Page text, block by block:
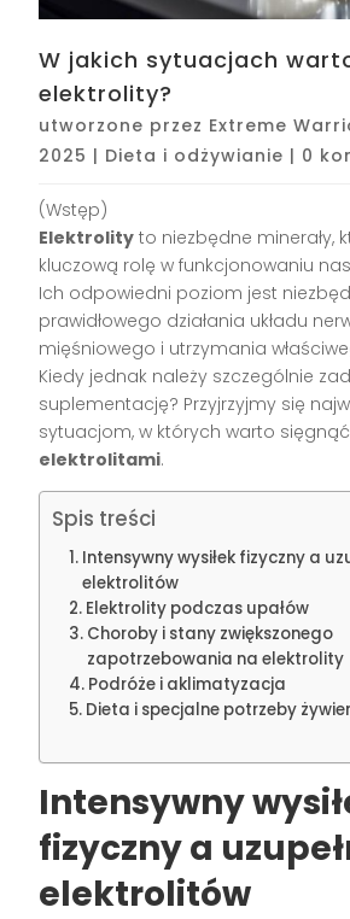
W jakich sytuacjach
elektrolity?
utworzone przez Extreme
2025 | Dieta i odżywianie | 0
(Wstęp)
Elektrolity to niezbędne minerały,
kluczową rolę w funkcjonowaniu
Ich odpowiedni poziom jest
prawidłowego działania układu
mięśniowego i utrzymania
Kiedy jednak należy szczególnie
suplementację? Przyjrzyjmy się
sytuacjom, w których warto
elektrolitami.
Spis treści
Intensywny wysiłek fizyczny a
elektrolitów
Elektrolity podczas upałów
Choroby i stany zwiększonego
zapotrzebowania na elektrolity
Podróże i aklimatyzacja
Dieta i specjalne potrzeby
Intensywny
fizyczny a
elektrolitów